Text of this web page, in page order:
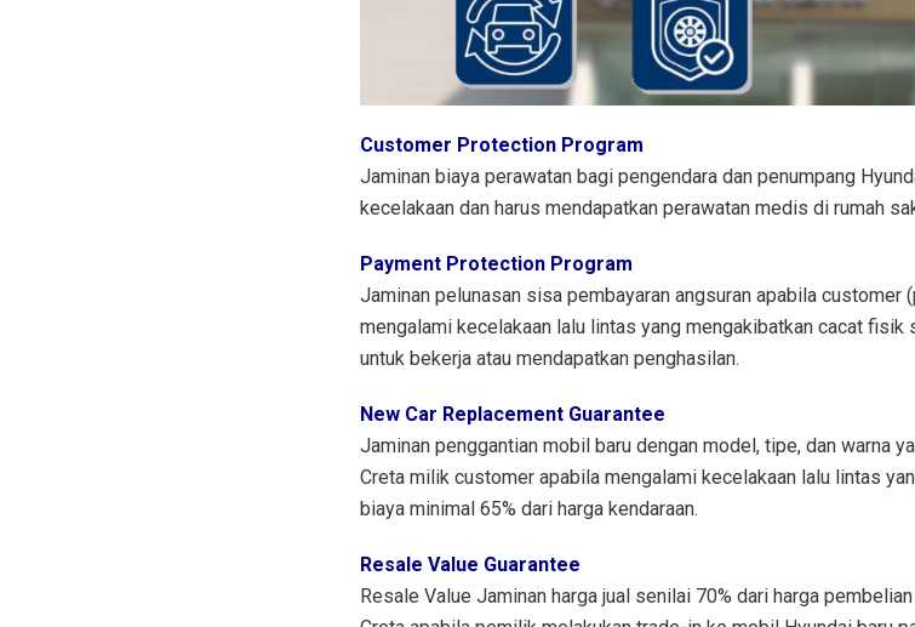
Customer Protection Program
Jaminan biaya perawatan bagi pengendara dan penumpang
kecelakaan dan harus mendapatkan perawatan medis di rumah
Payment Protection Program
Jaminan pelunasan sisa pembayaran angsuran apabila customer
mengalami kecelakaan lalu lintas yang mengakibatkan cacat fisik
untuk bekerja atau mendapatkan penghasilan.
New Car Replacement Guarantee
Jaminan penggantian mobil baru dengan model, tipe, dan warna
Creta milik customer apabila mengalami kecelakaan lalu lintas
biaya minimal 65% dari harga kendaraan.
Resale Value Guarantee
Resale Value Jaminan harga jual senilai 70% dari harga